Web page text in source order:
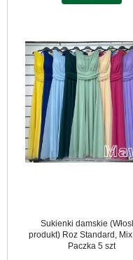
Sukienki damskie
produkt) Roz Standard,
Paczka 5 szt